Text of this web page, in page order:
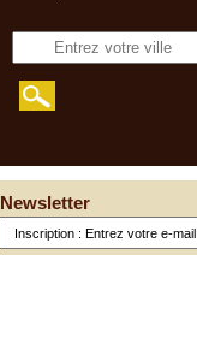
Newsletter